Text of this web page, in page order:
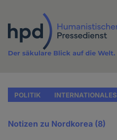
Inhalt
Der säkulare Blick auf die Welt.
POLITIK INTERNATIONALES
Notizen zu Nordkorea (8)